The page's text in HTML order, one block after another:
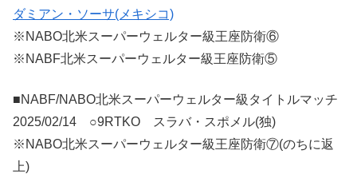
ダミアン・ソーサ(メキシコ)
※NABO北米スーパーウェルター級王座防衛⑥
※NABF北米スーパーウェルター級王座防衛⑤
■NABF/NABO北米スーパーウェルター級タイトルマッチ
2025/02/14 ○9RTKO スラバ・スポメル(独)
※NABO北米スーパーウェルター級王座防衛⑦(のちに返
上)